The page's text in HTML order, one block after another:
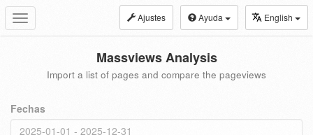
Toggle
navigation
Ajustes Ayuda English
Massviews Analysis
Import a list of pages and compare the pageviews
Fechas